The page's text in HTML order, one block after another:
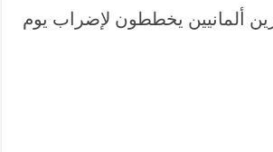
ألمانيين يخططون لإضراب يوم